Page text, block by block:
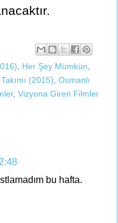
Her Şey Mümkün
(2015) Osmanlı
, Vizyona Giren Filmler
bu hafta.